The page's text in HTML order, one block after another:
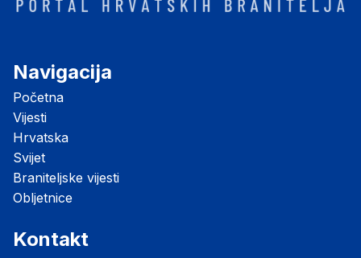
Navigacija
Početna
Vijesti
Hrvatska
Svijet
Braniteljske vijesti
Obljetnice
Kontakt